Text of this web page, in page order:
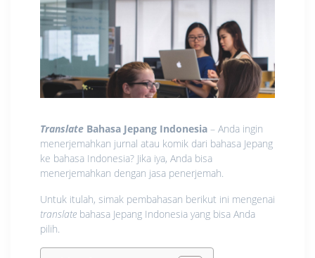
Translate Bahasa Jepang Indonesia – Anda ingin
menerjemahkan jurnal atau komik dari bahasa Jepang
ke bahasa Indonesia? Jika iya, Anda bisa
menerjemahkan dengan jasa penerjemah.
Untuk itulah, simak pembahasan berikut ini mengenai
translate bahasa Jepang Indonesia yang bisa Anda
pilih.